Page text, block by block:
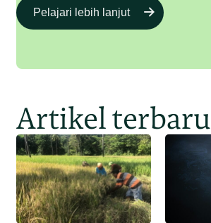
Pelajari lebih lanjut
Artikel terbaru